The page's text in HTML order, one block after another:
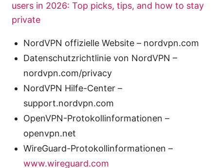
users in 2026: Top picks, tips, and how to stay
private
NordVPN offizielle Website – nordvpn.com
Datenschutzrichtlinie von NordVPN –
nordvpn.com/privacy
NordVPN Hilfe-Center –
support.nordvpn.com
OpenVPN-Protokollinformationen –
openvpn.net
WireGuard-Protokollinformationen –
www.wireguard.com